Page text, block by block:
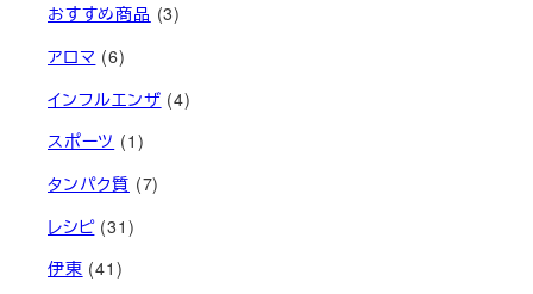
おすすめ商品 (3)
アロマ (6)
インフルエンザ (4)
スポーツ (1)
タンパク質 (7)
レシピ(31)
伊東 (41)